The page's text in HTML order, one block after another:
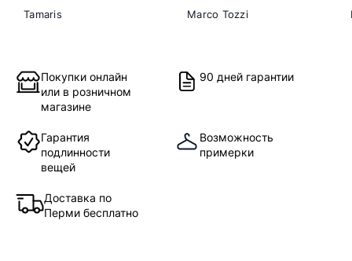
Tamaris
Marco Tozzi
Покупки онлайн
или в розничном
магазине
90 дней гарантии
Гарантия
подлинности
вещей
Возможность
примерки
Доставка по
Перми бесплатно